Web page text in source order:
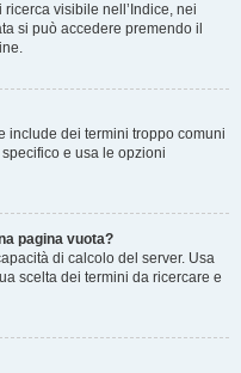
visibile nell’Indice, nei
si può accedere premendo il
include dei termini troppo comuni
e usa le opzioni
pagina vuota?
di calcolo del server. Usa
scelta dei termini da ricercare e